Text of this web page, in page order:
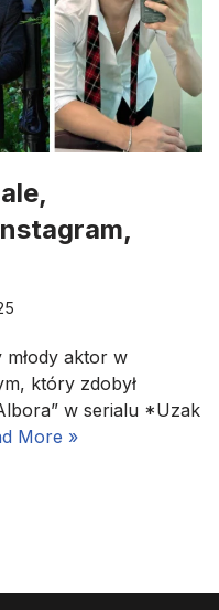
aktor w
który zdobył
w serialu *Uzak
More »